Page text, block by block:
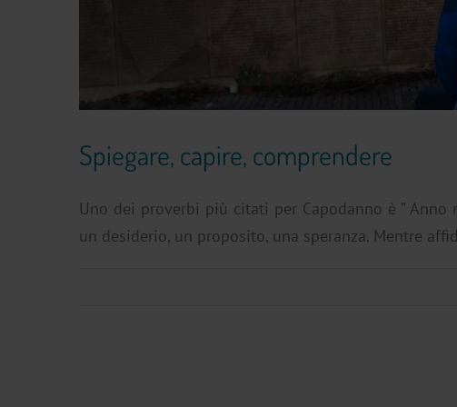
Spiegare, capire, comprendere
Uno dei proverbi più citati per Capodanno è ”
un desiderio, un proposito, una speranza. Mentre